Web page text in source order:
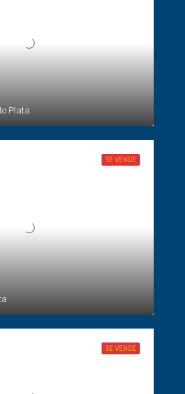
Plata
SE VENDE
SE VENDE